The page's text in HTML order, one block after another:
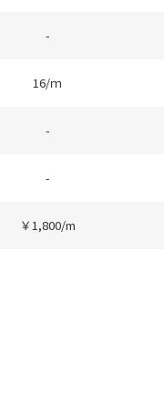
-
16/ｍ
-
-
￥1,800/m